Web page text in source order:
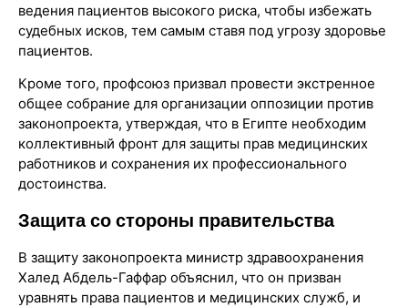
ведения пациентов высокого риска, чтобы избежать
судебных исков, тем самым ставя под угрозу здоровье
пациентов.
Кроме того, профсоюз призвал провести экстренное
общее собрание для организации оппозиции против
законопроекта, утверждая, что в Египте необходим
коллективный фронт для защиты прав медицинских
работников и сохранения их профессионального
достоинства.
Защита со стороны правительства
В защиту законопроекта министр здравоохранения
Халед Абдель-Гаффар объяснил, что он призван
уравнять права пациентов и медицинских служб, и